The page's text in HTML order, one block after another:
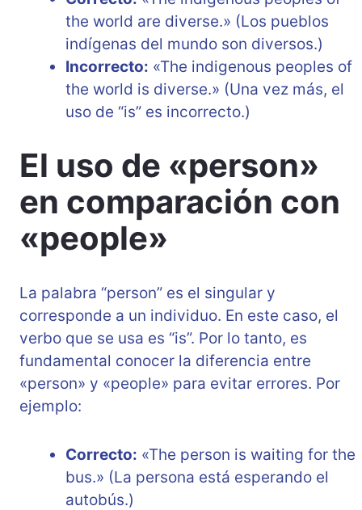
the world are diverse.» (Los pueblos
indígenas del mundo son diversos.)
Incorrecto: «The indigenous peoples of
the world is diverse.» (Una vez más, el
uso de “is” es incorrecto.)
El uso de «person»
en comparación con
«people»
La palabra “person” es el singular y
corresponde a un individuo. En este caso, el
verbo que se usa es “is”. Por lo tanto, es
fundamental conocer la diferencia entre
«person» y «people» para evitar errores. Por
ejemplo:
Correcto: «The person is waiting for the
bus.» (La persona está esperando el
autobús.)